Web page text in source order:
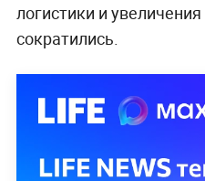
логистики и
сократились.